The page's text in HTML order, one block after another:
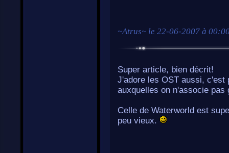
~Atrus~ le 22-06-2007 à
Super article, bien décrit!
J'adore les OST aussi, c'est
auxquelles on n'associe pas
Celle de Waterworld est
peu vieux.